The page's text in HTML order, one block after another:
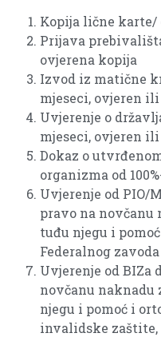
Kopija lične karte/
Prijava
ovjerena kopija
Izvod iz matične
mjeseci, ovjeren
Uvjerenje o
mjeseci, ovjeren
Dokaz o
organizma od
Uvjerenje od PIO/
pravo na novčanu
tuđu njegu i
Federalnog zavoda
Uvjerenje od BIZa
novčanu naknadu
njegu i pomoć i
invalidske zaštite,